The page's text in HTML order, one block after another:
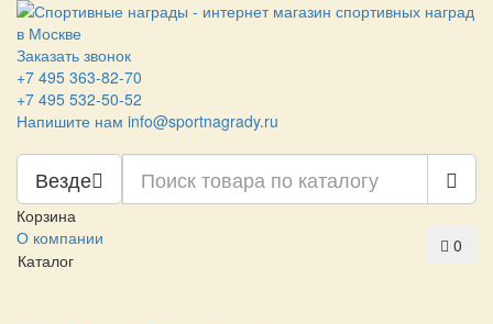
Заказать звонок
+7 495 363-82-70
+7 495 532-50-52
Напишите нам info@sportnagrady.ru
Везде
Корзина
0
О компании
Каталог